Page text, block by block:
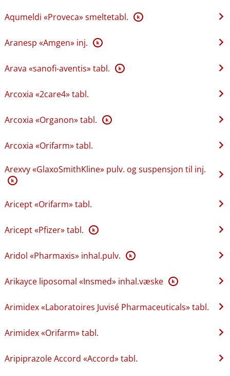
Aqumeldi «Proveca» smeltetabl. K
Aranesp «Amgen» inj. K
Arava «sanofi-aventis» tabl. K
Arcoxia «2care4» tabl.
Arcoxia «Organon» tabl. K
Arcoxia «Orifarm» tabl.
Arexvy «GlaxoSmithKline» pulv. og suspensjon til inj.
K
Aricept «Orifarm» tabl.
Aricept «Pfizer» tabl. K
Aridol «Pharmaxis» inhal.pulv. K
Arikayce liposomal «Insmed» inhal.væske K
Arimidex «Laboratoires Juvisé Pharmaceuticals» tabl.
Arimidex «Orifarm» tabl.
Aripiprazole Accord «Accord» tabl.